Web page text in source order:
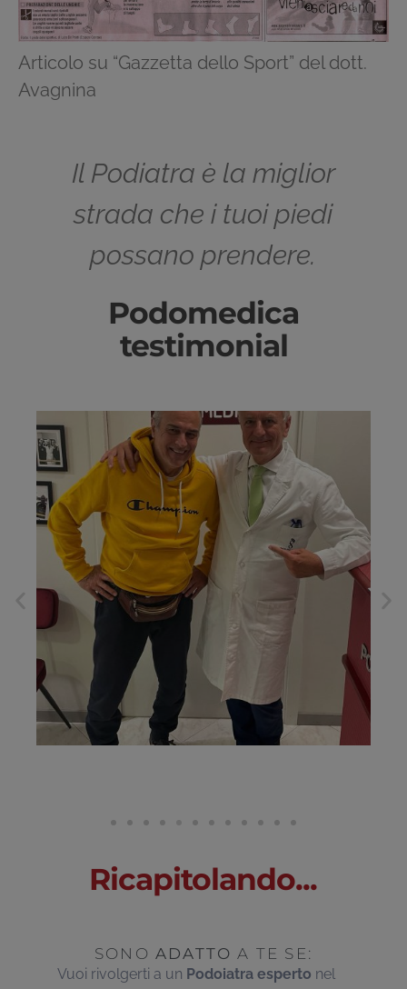
Articolo su “Gazzetta dello Sport” del dott.
Avagnina
Il Podiatra è la miglior
strada che i tuoi piedi
possano prendere.
Podomedica
testimonial
Ricapitolando...
SONO ADATTO A TE SE:
Vuoi rivolgerti a un Podoiatra esperto nel